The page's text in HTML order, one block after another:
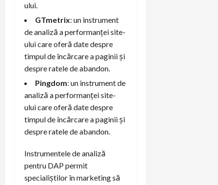
ului.
GTmetrix: un instrument
de analiză a performanței site-
ului care oferă date despre
timpul de încărcare a paginii și
despre ratele de abandon.
Pingdom: un instrument de
analiză a performanței site-
ului care oferă date despre
timpul de încărcare a paginii și
despre ratele de abandon.
Instrumentele de analiză
pentru DAP permit
specialiștilor în marketing să